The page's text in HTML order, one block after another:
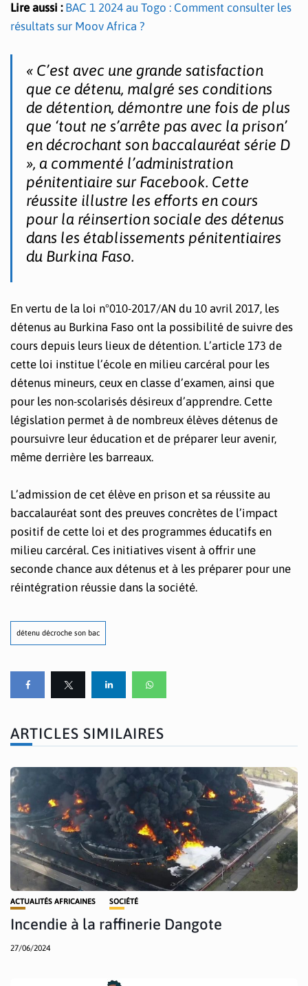
Lire aussi : BAC 1 2024 au Togo : Comment consulter les
résultats sur Moov Africa ?
« C’est avec une grande satisfaction
que ce détenu, malgré ses conditions
de détention, démontre une fois de plus
que ‘tout ne s’arrête pas avec la prison’
en décrochant son baccalauréat série D
», a commenté l’administration
pénitentiaire sur Facebook. Cette
réussite illustre les efforts en cours
pour la réinsertion sociale des détenus
dans les établissements pénitentiaires
du Burkina Faso.
En vertu de la loi n°010-2017/AN du 10 avril 2017, les
détenus au Burkina Faso ont la possibilité de suivre des
cours depuis leurs lieux de détention. L’article 173 de
cette loi institue l’école en milieu carcéral pour les
détenus mineurs, ceux en classe d’examen, ainsi que
pour les non-scolarisés désireux d’apprendre. Cette
législation permet à de nombreux élèves détenus de
poursuivre leur éducation et de préparer leur avenir,
même derrière les barreaux.
L’admission de cet élève en prison et sa réussite au
baccalauréat sont des preuves concrètes de l’impact
positif de cette loi et des programmes éducatifs en
milieu carcéral. Ces initiatives visent à offrir une
seconde chance aux détenus et à les préparer pour une
réintégration réussie dans la société.
détenu décroche son bac
ARTICLES SIMILAIRES
ACTUALITÉS AFRICAINES SOCIÉTÉ
Incendie à la raffinerie Dangote
27/06/2024